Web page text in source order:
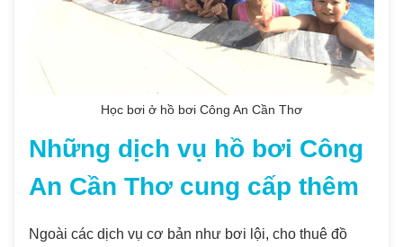
Học bơi ở hồ bơi Công An Cần Thơ
Những dịch vụ hồ bơi Công
An Cần Thơ cung cấp thêm
Ngoài các dịch vụ cơ bản như bơi lội, cho thuê đồ